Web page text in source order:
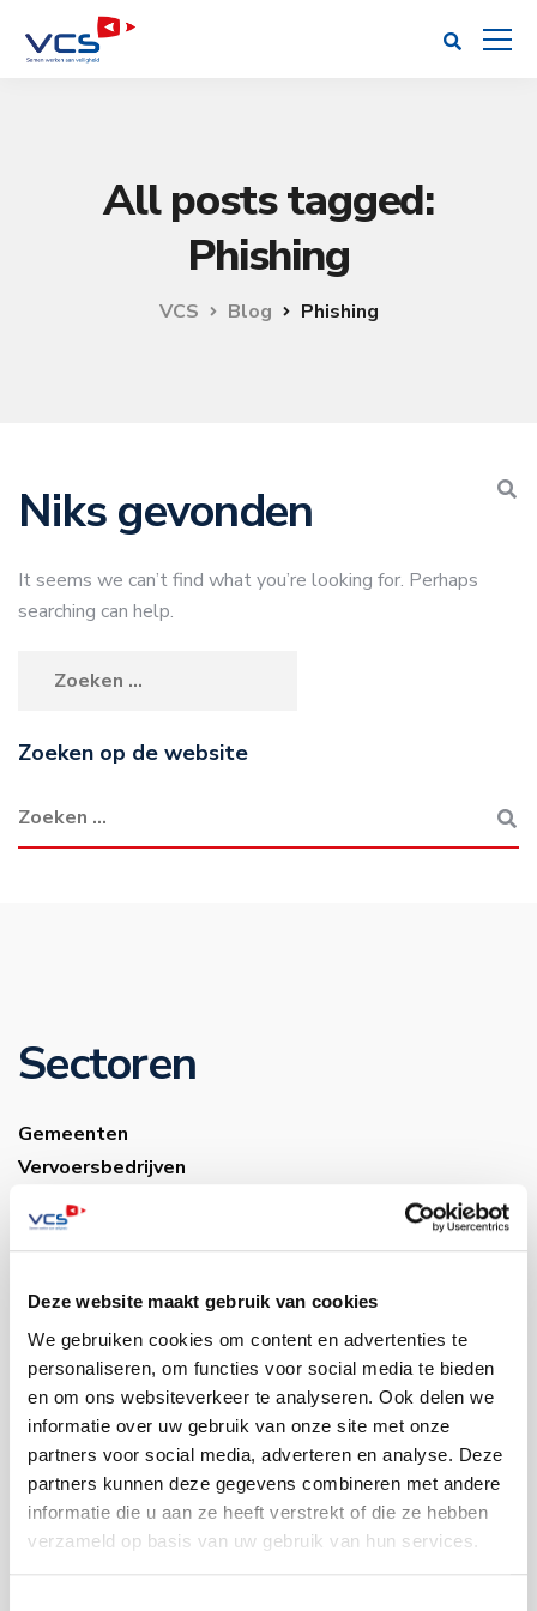
Deze website maakt gebruik van cookies
We gebruiken cookies om content en advertenties te
personaliseren, om functies voor social media te bieden
en om ons websiteverkeer te analyseren. Ook delen we
informatie over uw gebruik van onze site met onze
partners voor social media, adverteren en analyse. Deze
partners kunnen deze gegevens combineren met andere
informatie die u aan ze heeft verstrekt of die ze hebben
verzameld op basis van uw gebruik van hun services.
All posts tagged:
Phishing
VCS Blog Phishing
Niks gevonden
It seems we can’t find what you’re looking for. Perhaps
searching can help.
Zoeken op de website
Sectoren
Gemeenten
Vervoersbedrijven
Onderwijs
Industrie
Musea
Bouwsector
Infra
Zorg
Luchthavens
Bedrijventerreinen
Industrie